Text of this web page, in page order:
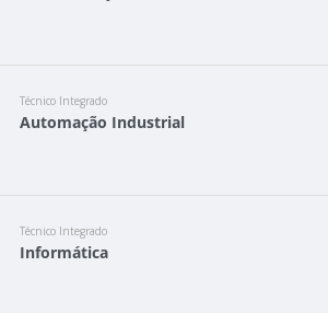
Técnico Integrado
Automação Industrial
Técnico Integrado
Informática